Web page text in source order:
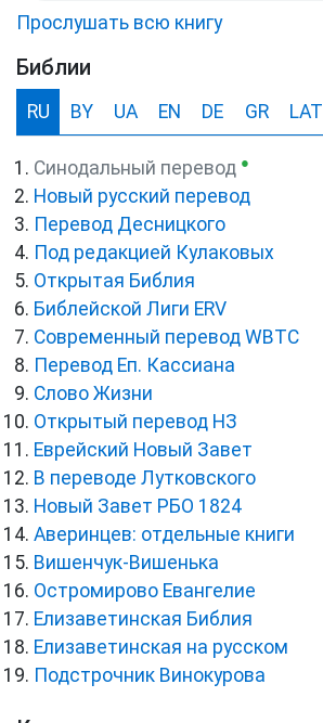
Прослушать всю книгу
Библии
RU BY UA EN DE GR LAT
Синодальный перевод ●
Новый русский перевод
Перевод Десницкого
Под редакцией Кулаковых
Открытая Библия
Библейской Лиги ERV
Cовременный перевод WBTC
Перевод Еп. Кассиана
Слово Жизни
Открытый перевод НЗ
Еврейский Новый Завет
В переводе Лутковского
Новый Завет РБО 1824
Аверинцев: отдельные книги
Вишенчук-Вишенька
Остромирово Евангелие
Елизаветинская Библия
Елизаветинская на русском
Подстрочник Винокурова